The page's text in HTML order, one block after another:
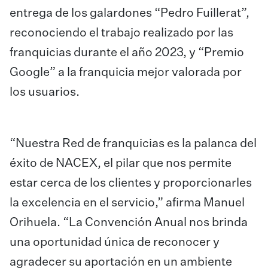
entrega de los galardones “Pedro Fuillerat”,
reconociendo el trabajo realizado por las
franquicias durante el año 2023, y “Premio
Google” a la franquicia mejor valorada por
los usuarios.
“Nuestra Red de franquicias es la palanca del
éxito de NACEX, el pilar que nos permite
estar cerca de los clientes y proporcionarles
la excelencia en el servicio,” afirma Manuel
Orihuela. “La Convención Anual nos brinda
una oportunidad única de reconocer y
agradecer su aportación en un ambiente